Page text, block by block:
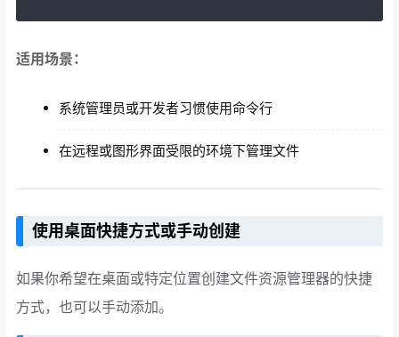
适用场景：
系统管理员或开发者习惯使用命令行
在远程或图形界面受限的环境下管理文件
使用桌面快捷方式或手动创建
如果你希望在桌面或特定位置创建文件资源管理器的快捷
方式，也可以手动添加。